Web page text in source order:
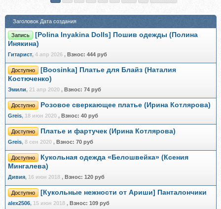
Заголовок Дата создания
Запись
[Polina Inyakina Dolls] Пошив одежды (Полина
Инякина)
Гитарист, 4 апр 2026 , Взнос: 444 руб
Доступно
[Boosinka] Платье для Блайз (Наталия
Костюченко)
Эмили, 21 апр 2020 , Взнос: 74 руб
Доступно Розовое сверкающее платье (Ирина Котлярова)
Greis, 18 июн 2020 , Взнос: 40 руб
Доступно Платье и фартучек (Ирина Котлярова)
Greis, 8 сен 2020 , Взнос: 70 руб
Доступно
Кукольная одежда «Белошвейка» (Ксения
Мингалева)
Дивия, 16 июн 2018 , Взнос: 120 руб
Доступно [Кукольные нежности от Ариши] Панталончики
alex2506, 15 июн 2018 , Взнос: 109 руб